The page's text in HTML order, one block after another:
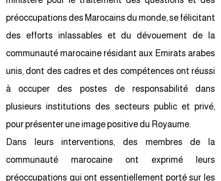
préoccupations des Marocains du monde, se félicitant
des efforts inlassables et du dévouement de la
communauté marocaine résidant aux Emirats arabes
unis, dont des cadres et des compétences ont réussi
à occuper des postes de responsabilité dans
plusieurs institutions des secteurs public et privé,
pour présenter une image positive du Royaume.
Dans leurs interventions, des membres de la
communauté marocaine ont exprimé leurs
préoccupations qui ont essentiellement porté sur les